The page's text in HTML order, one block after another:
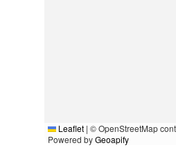
Leaflet | © OpenStreetMap
Powered byGeoapify